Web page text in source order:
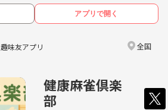
アプリで開く
趣味友アプリ 全国
健康麻雀倶楽
部